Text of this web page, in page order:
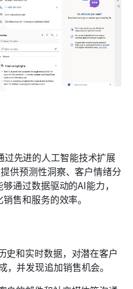
先进的人工智能技术扩展
供预测性洞察、客户情绪分
通过数据驱动的AI能力，
售和服务的效率。
史和实时数据，对潜在客户
并发现追加销售机会。